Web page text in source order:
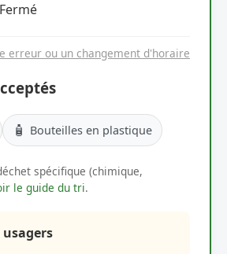
Fermé
erreur ou un changement d'horaire
🧴 Bouteilles en plastique
spécifique (chimique,
le guide du tri.
usagers